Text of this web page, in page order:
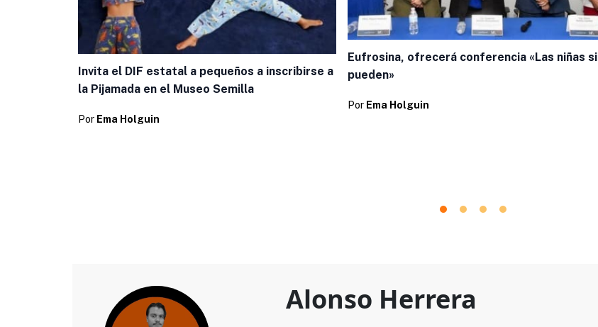
Invita el DIF estatal a pequeños a inscribirse a
la Pijamada en el Museo Semilla
Por Ema Holguin
Eufrosina, ofrecerá conferencia «Las niñas si
pueden»
Por Ema Holguin
Alonso Herrera